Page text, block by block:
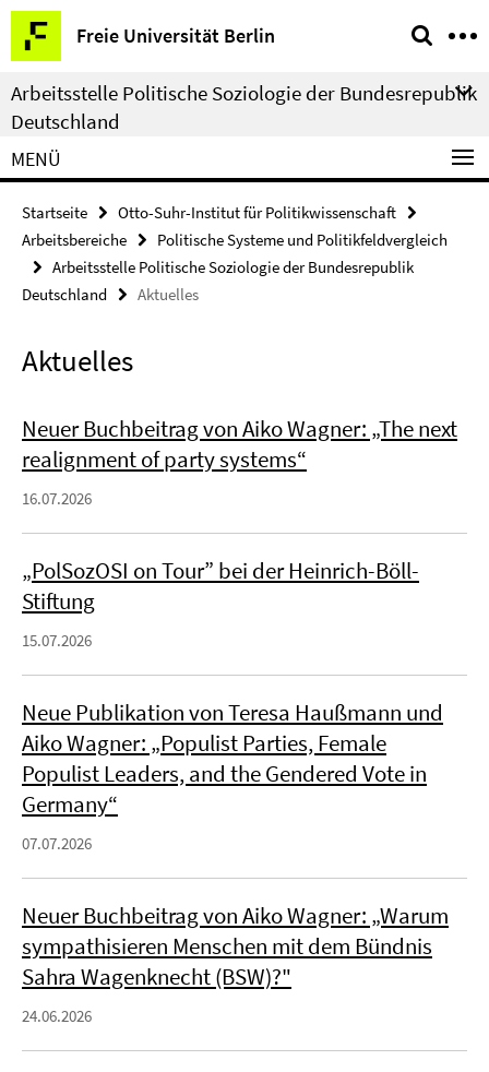
Springe
direkt
zu
Inhalt
Freie Universität Berlin
Service-
Navigation
Arbeitsstelle Politische Soziologie der Bundesrepublik
Deutschland
MENÜ
Startseite
Otto-Suhr-Institut für Politikwissenschaft
Arbeitsbereiche
Politische Systeme und Politikfeldvergleich
Arbeitsstelle Politische Soziologie der Bundesrepublik
Deutschland
Aktuelles
Aktuelles
Neuer Buchbeitrag von Aiko Wagner: „The next
realignment of party systems“
16.07.2026
„PolSozOSI on Tour” bei der Heinrich-Böll-
Stiftung
15.07.2026
Neue Publikation von Teresa Haußmann und
Aiko Wagner: „Populist Parties, Female
Populist Leaders, and the Gendered Vote in
Germany“
07.07.2026
Neuer Buchbeitrag von Aiko Wagner: „Warum
sympathisieren Menschen mit dem Bündnis
Sahra Wagenknecht (BSW)?"
24.06.2026